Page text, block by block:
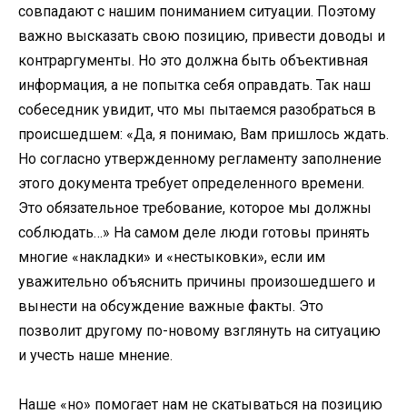
совпадают с нашим пониманием ситуации. Поэтому
важно высказать свою позицию, привести доводы и
контраргументы. Но это должна быть объективная
информация, а не попытка себя оправдать. Так наш
собеседник увидит, что мы пытаемся разобраться в
происшедшем: «Да, я понимаю, Вам пришлось ждать.
Но согласно утвержденному регламенту заполнение
этого документа требует определенного времени.
Это обязательное требование, которое мы должны
соблюдать…» На самом деле люди готовы принять
многие «накладки» и «нестыковки», если им
уважительно объяснить причины произошедшего и
вынести на обсуждение важные факты. Это
позволит другому по-новому взглянуть на ситуацию
и учесть наше мнение.
Наше «но» помогает нам не скатываться на позицию